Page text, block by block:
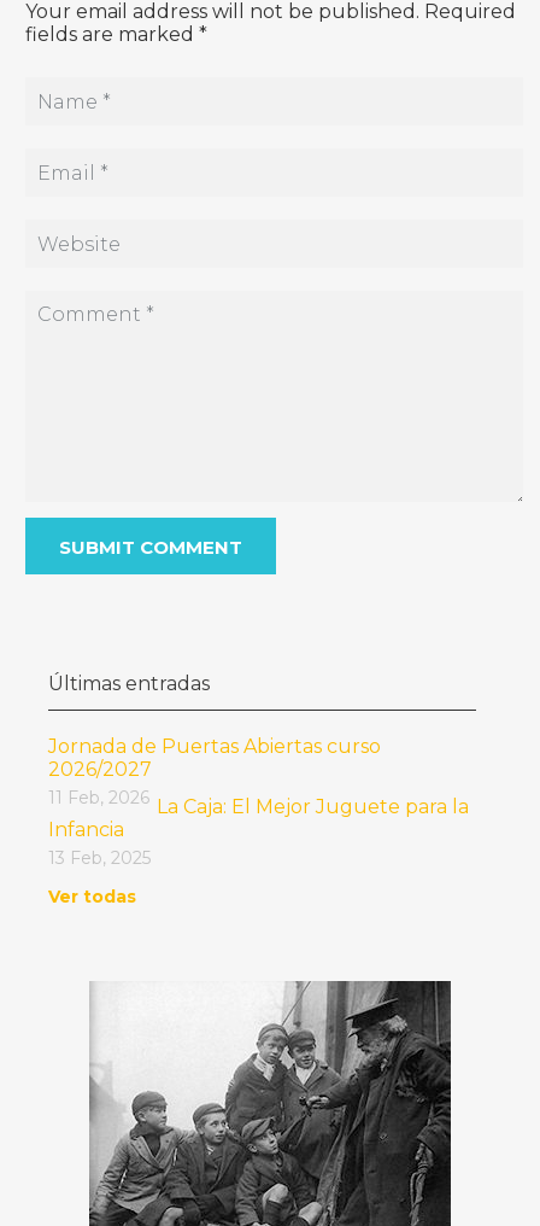
Your email address will not be published. Required
fields are marked *
Últimas entradas
Jornada de Puertas Abiertas curso
2026/2027
11 Feb, 2026 La Caja: El Mejor Juguete para la
Infancia
13 Feb, 2025
Ver todas